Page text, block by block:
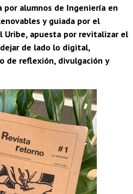
alumnos de Ingeniería en
y guiada por el
Uribe, apuesta por revitalizar el
de lado lo digital,
de reflexión, divulgación y